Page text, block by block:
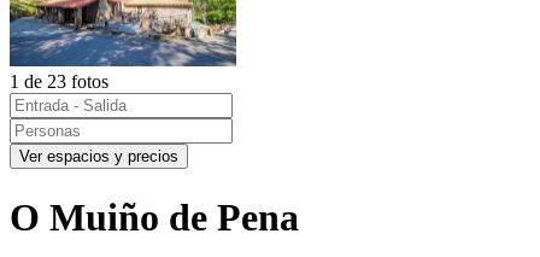
1 de 23 fotos
Ver espacios y precios
O Muiño de Pena